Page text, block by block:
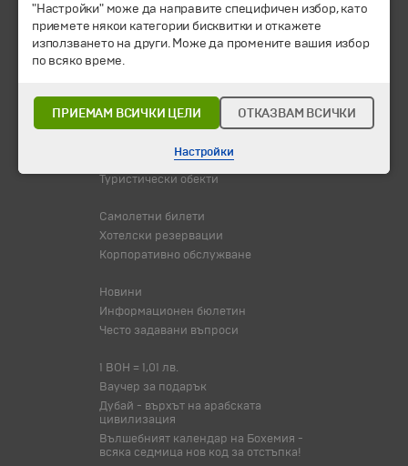
Календар
Всички програми от А до Я
Промоции
Оферта на деня
Туристически обекти
Самолетни билети
Хотелски резервации
Корпоративно обслужване
Новини
Информационен бюлетин
Често задавани въпроси
1 BOH = 1,01 лв.
Ваучер за подарък
Дубай - върхът на арабската
цивилизация
Вълшебният календар на Бохемия -
всяка седмица нов код за отстъпка!
"Настройки" може да направите специфичен избор, като
приемете някои категории бисквитки и откажете
използването на други. Може да промените вашия избор
по всяко време.
ПРИЕМАМ ВСИЧКИ ЦЕЛИ ОТКАЗВАМ ВСИЧКИ
Настройки